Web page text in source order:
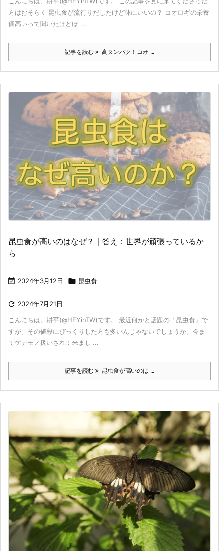
方はおそらく 昆虫食が流行りだしたけど体にいいの？ コオロギの栄養
価高いって聞いたけどほ ...
記事を読む 高タンパク！コオ ...
昆虫食が高いのはなぜ？｜答え：世界が頑張っているか
ら
 2024年3月12日  昆虫食
 2024年7月21日
こんにちは。耕平(@HEYinTW)です。 最近何かと話題の「昆虫食」で
すが、その値段にびっくりした方も多いんじゃないでしょうか。今ま
でゲテモノ扱いされて来まし ...
記事を読む 昆虫食が高いのは ...